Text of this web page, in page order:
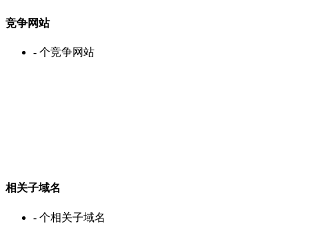
竞争网站
- 个竞争网站
相关子域名
- 个相关子域名